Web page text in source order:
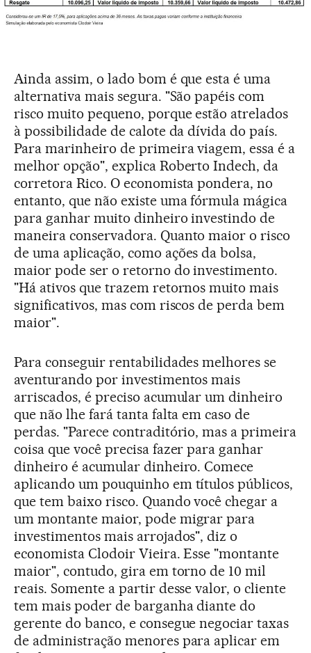
Ainda assim, o lado bom é que esta é uma
alternativa mais segura. "São papéis com
risco muito pequeno, porque estão atrelados
à possibilidade de calote da dívida do país.
Para marinheiro de primeira viagem, essa é a
melhor opção", explica Roberto Indech, da
corretora Rico. O economista pondera, no
entanto, que não existe uma fórmula mágica
para ganhar muito dinheiro investindo de
maneira conservadora. Quanto maior o risco
de uma aplicação, como ações da bolsa,
maior pode ser o retorno do investimento.
"Há ativos que trazem retornos muito mais
significativos, mas com riscos de perda bem
maior".
Para conseguir rentabilidades melhores se
aventurando por investimentos mais
arriscados, é preciso acumular um dinheiro
que não lhe fará tanta falta em caso de
perdas. "Parece contraditório, mas a primeira
coisa que você precisa fazer para ganhar
dinheiro é acumular dinheiro. Comece
aplicando um pouquinho em títulos públicos,
que tem baixo risco. Quando você chegar a
um montante maior, pode migrar para
investimentos mais arrojados", diz o
economista Clodoir Vieira. Esse "montante
maior", contudo, gira em torno de 10 mil
reais. Somente a partir desse valor, o cliente
tem mais poder de barganha diante do
gerente do banco, e consegue negociar taxas
de administração menores para aplicar em